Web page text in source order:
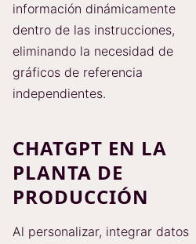
información dinámicamente
dentro de las instrucciones,
eliminando la necesidad de
gráficos de referencia
independientes.
CHATGPT EN LA
PLANTA DE
PRODUCCIÓN
Al personalizar, integrar datos